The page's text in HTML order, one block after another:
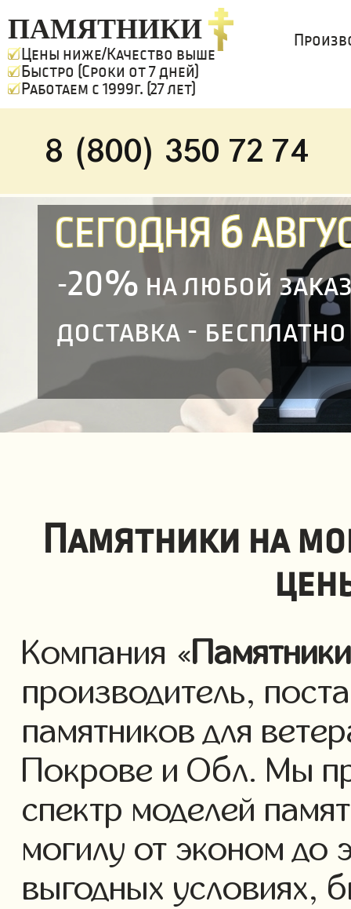
ПАМЯТНИКИ
Цены ниже/Качество выше
Быстро (Сроки от 7 дней)
Работаем с 1999г. (27 лет)
8 (800) 350 72 74
СЕГОДНЯ 6
-20% на любой
доставка - бесплатно
Памятники на
Компания «Памятники
производитель,
памятников для
Покрове и Обл. Мы
спектр моделей
могилу от эконом до
выгодных условиях,